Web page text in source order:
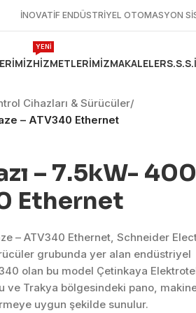
İNOVATİF ENDÜSTRİYEL OTOMASYON
HIZMETLERIMIZ
YENİ
MAKALELERS.S.S.
Cihazları & Sürücüler/
– ATV340 Ethernet
– 7.5kW-
Ethernet
– ATV340 Ethernet, Schneider
grubunda yer alan endüstriyel
olan bu model Çetinkaya
ve Trakya bölgesindeki pano,
uygun şekilde sunulur.